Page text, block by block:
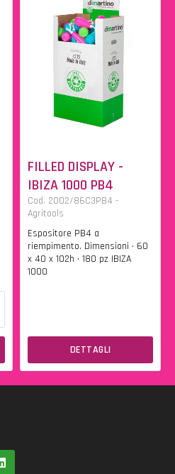
FILLED DISPLAY -
IBIZA 1000 PB4
Cod. 2002/86C3PB4 -
Agritools
Espositore PB4 a
riempimento. Dimensioni • 60
x 40 x 102h • 180 pz IBIZA
1000
DETTAGLI